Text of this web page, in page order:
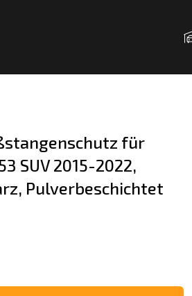
für
SUV 2015-2022,
Pulverbeschichtet